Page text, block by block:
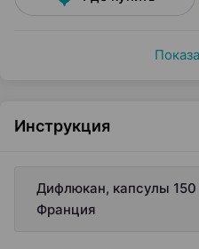
Инструкция
Дифлюкан, капсулы
Франция